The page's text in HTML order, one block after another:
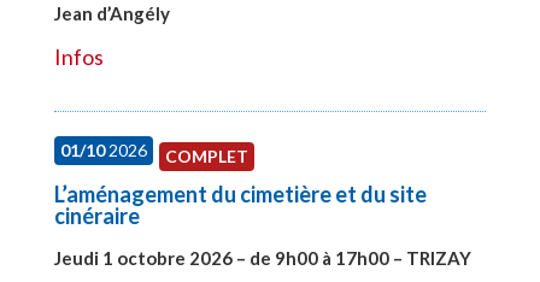
Jean d’Angély
Infos
01/102026 COMPLET
L’aménagement du cimetière et du site
cinéraire
Jeudi 1 octobre 2026 – de 9h00 à 17h00 – TRIZAY